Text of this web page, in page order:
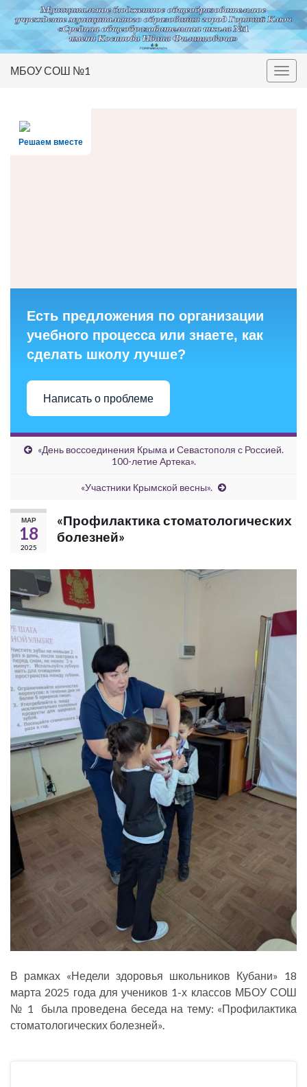
Вкл/
МБОУ СОШ №1
Решаем вместе
Есть предложения по организации
учебного процесса или знаете, как
сделать школу лучше?
Написать о проблеме
«День воссоединения Крыма и Севастополя с Россией.
100-летие Артека».
«Участники Крымской весны».
МАР
18
2025
«Профилактика стоматологических
болезней»
В рамках «Недели здоровья школьников Кубани» 18
марта 2025 года для учеников 1-х классов МБОУ СОШ
№ 1 была проведена беседа на тему: «Профилактика
стоматологических болезней».